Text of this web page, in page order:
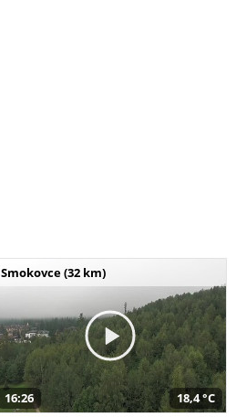
Smokovce (32 km)
16:26 18,4 °C